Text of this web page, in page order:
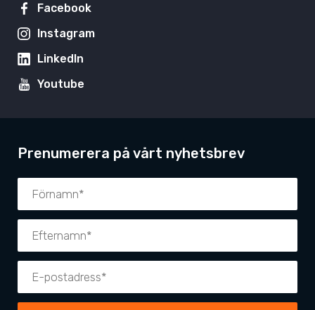
Facebook
Instagram
LinkedIn
Youtube
Prenumerera på vårt nyhetsbrev